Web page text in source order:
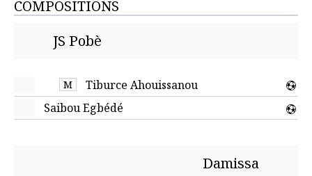
COMPOSITIONS
JS Pobè
M
Tiburce Ahouissanou
Saibou Egbédé
Damissa